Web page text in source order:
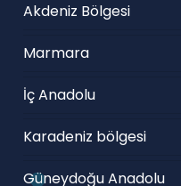
Akdeniz Bölgesi
Marmara
İç Anadolu
Karadeniz bölgesi
Güneydoğu Anadolu